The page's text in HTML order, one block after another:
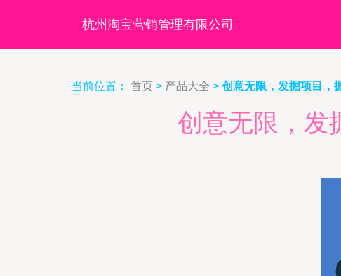
杭州淘宝营销管理有限公司
当前位置： 首页 > 产品大全 > 创意无限，发掘项目，
创意无限，发